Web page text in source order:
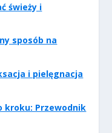
świeży i
sposób na
i pielęgnacja
kroku: Przewodnik